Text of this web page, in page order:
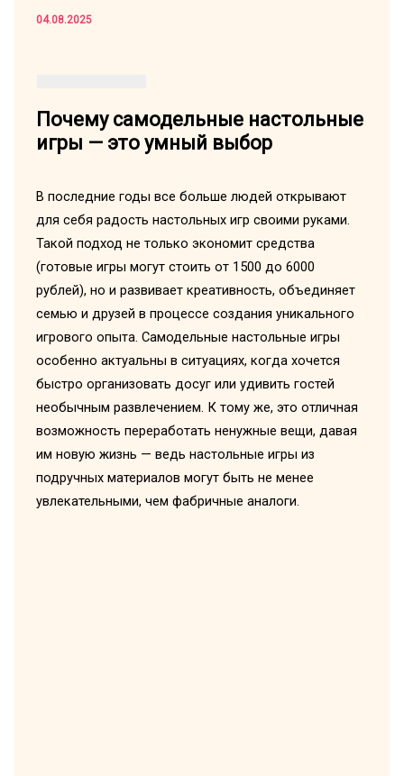
04.08.2025
Почему самодельные настольные
игры — это умный выбор
В последние годы все больше людей открывают
для себя радость настольных игр своими руками.
Такой подход не только экономит средства
(готовые игры могут стоить от 1500 до 6000
рублей), но и развивает креативность, объединяет
семью и друзей в процессе создания уникального
игрового опыта. Самодельные настольные игры
особенно актуальны в ситуациях, когда хочется
быстро организовать досуг или удивить гостей
необычным развлечением. К тому же, это отличная
возможность переработать ненужные вещи, давая
им новую жизнь — ведь настольные игры из
подручных материалов могут быть не менее
увлекательными, чем фабричные аналоги.